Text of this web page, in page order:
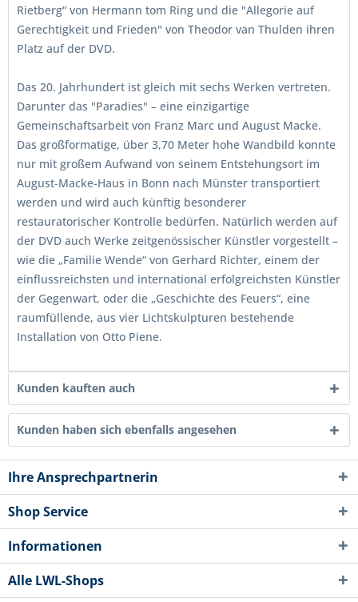
Rietberg“ von Hermann tom Ring und die "Allegorie auf
Gerechtigkeit und Frieden" von Theodor van Thulden ihren
Platz auf der DVD.
Das 20. Jahrhundert ist gleich mit sechs Werken vertreten.
Darunter das "Paradies" – eine einzigartige
Gemeinschaftsarbeit von Franz Marc und August Macke.
Das großformatige, über 3,70 Meter hohe Wandbild konnte
nur mit großem Aufwand von seinem Entstehungsort im
August-Macke-Haus in Bonn nach Münster transportiert
werden und wird auch künftig besonderer
restauratorischer Kontrolle bedürfen. Natürlich werden auf
der DVD auch Werke zeitgenössischer Künstler vorgestellt –
wie die „Familie Wende“ von Gerhard Richter, einem der
einflussreichsten und international erfolgreichsten Künstler
der Gegenwart, oder die „Geschichte des Feuers“, eine
raumfüllende, aus vier Lichtskulpturen bestehende
Installation von Otto Piene.
Kunden kauften auch
Kunden haben sich ebenfalls angesehen
Ihre Ansprechpartnerin
Shop Service
Informationen
Alle LWL-Shops